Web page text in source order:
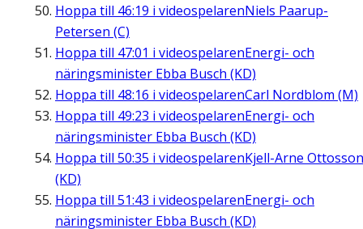
Hoppa till 46:19 i videospelarenNiels Paarup-
Petersen (C)
Hoppa till 47:01 i videospelarenEnergi- och
näringsminister Ebba Busch (KD)
Hoppa till 48:16 i videospelarenCarl Nordblom (M)
Hoppa till 49:23 i videospelarenEnergi- och
näringsminister Ebba Busch (KD)
Hoppa till 50:35 i videospelarenKjell-Arne Ottosson
(KD)
Hoppa till 51:43 i videospelarenEnergi- och
näringsminister Ebba Busch (KD)